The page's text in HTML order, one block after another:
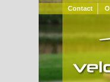
Contact